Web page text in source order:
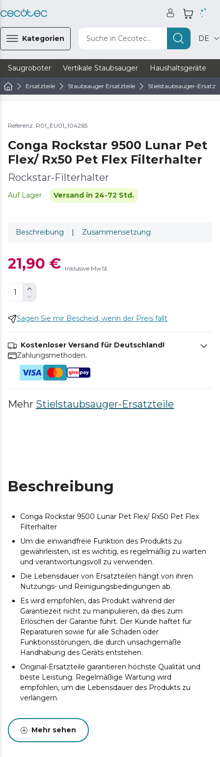
Kategorien Suche in Cecotec... DE
Saugroboter Vertikale Staubsauger Haushaltsgeräte
Ersatzteile Staubsauger Ersatzteile Stielstaubsauger-
Referenz: R01_EU01_104265
Conga Rockstar 9500 Lunar Pet
Flex/ Rx50 Pet Flex Filterhalter
Rockstar-Filterhalter
Auf Lager Versand in 24-72 Std.
Beschreibung | Zusammensetzung
21,90 € Inklusive MwSt.
Sagen Sie mir Bescheid, wenn der Preis fällt
Kostenloser Versand für Deutschland!
Zahlungsmethoden.
Mehr Stielstaubsauger-Ersatzteile
Beschreibung
Conga Rockstar 9500 Lunar Pet Flex/ Rx50 Pet Flex
Filterhalter
Um die einwandfreie Funktion des Produkts zu
gewährleisten, ist es wichtig, es regelmäßig zu warten
und verantwortungsvoll zu verwenden.
Die Lebensdauer von Ersatzteilen hängt von ihren
Nutzungs- und Reinigungsbedingungen ab.
Es wird empfohlen, das Produkt während der
Garantiezeit nicht zu manipulieren, da dies zum
Erlöschen der Garantie führt. Der Kunde haftet für
Reparaturen sowie für alle Schäden oder
Funktionsstörungen, die durch unsachgemäße
Handhabung des Geräts entstehen.
Original-Ersatzteile garantieren höchste Qualität und
beste Leistung. Regelmäßige Wartung wird
empfohlen, um die Lebensdauer des Produkts zu
verlängern.
Mehr sehen